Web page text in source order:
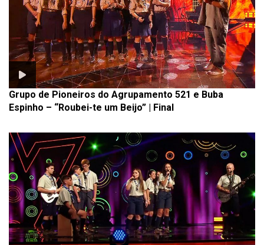
Grupo de Pioneiros do Agrupamento 521 e Buba
Espinho – “Roubei-te um Beijo” | Final